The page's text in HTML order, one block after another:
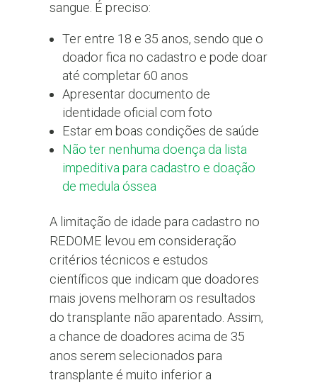
sangue. É preciso:
Ter entre 18 e 35 anos, sendo que o
doador fica no cadastro e pode doar
até completar 60 anos
Apresentar documento de
identidade oficial com foto
Estar em boas condições de saúde
Não ter nenhuma doença da lista
impeditiva para cadastro e doação
de medula óssea
A limitação de idade para cadastro no
REDOME levou em consideração
critérios técnicos e estudos
científicos que indicam que doadores
mais jovens melhoram os resultados
do transplante não aparentado. Assim,
a chance de doadores acima de 35
anos serem selecionados para
transplante é muito inferior a